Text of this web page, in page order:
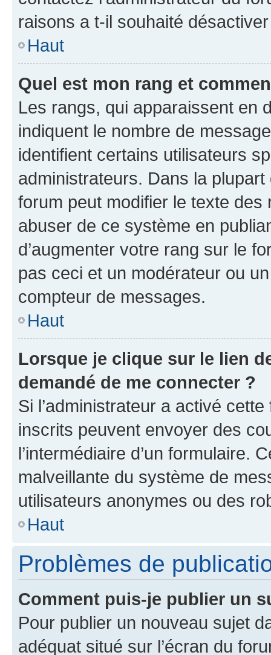
raisons a t-il souhaité
Haut
Quel est mon rang et
Les rangs, qui apparaissent en
indiquent le nombre de
identifient certains utilisateurs
administrateurs. Dans la
forum peut modifier le texte
abuser de ce système en
d’augmenter votre rang sur le
pas ceci et un modérateur ou
compteur de messages.
Haut
Lorsque je clique sur le lien
demandé de me connecter ?
Si l’administrateur a activé
inscrits peuvent envoyer des
l’intermédiaire d’un formulaire.
malveillante du système de
utilisateurs anonymes ou des
Haut
Problèmes de
Comment puis-je publier un
Pour publier un nouveau sujet
adéquat situé sur l’écran du